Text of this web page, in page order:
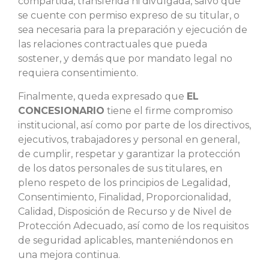
se cuente con permiso expreso de su titular, o
sea necesaria para la preparación y ejecución de
las relaciones contractuales que pueda
sostener, y demás que por mandato legal no
requiera consentimiento.
Finalmente, queda expresado que EL
CONCESIONARIO tiene el firme compromiso
institucional, así como por parte de los directivos,
ejecutivos, trabajadores y personal en general,
de cumplir, respetar y garantizar la protección
de los datos personales de sus titulares, en
pleno respeto de los principios de Legalidad,
Consentimiento, Finalidad, Proporcionalidad,
Calidad, Disposición de Recurso y de Nivel de
Protección Adecuado, así como de los requisitos
de seguridad aplicables, manteniéndonos en
una mejora continua.